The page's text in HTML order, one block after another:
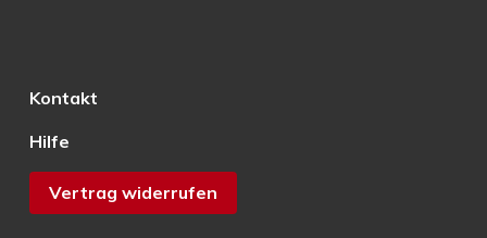
Kontakt
Hilfe
Vertrag widerrufen